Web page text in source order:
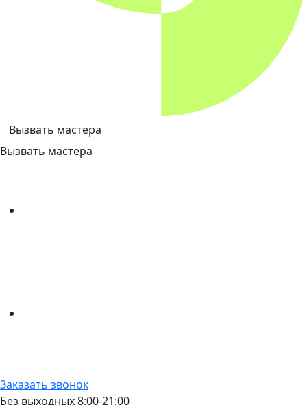
Вызвать мастера
Вызвать мастера
Заказать звонок
Без выходных 8:00-21:00